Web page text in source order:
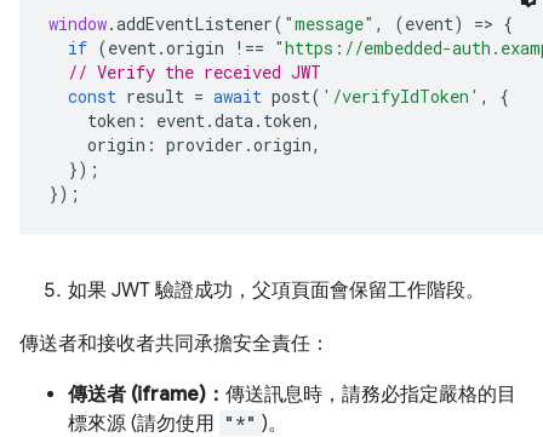
window.addEventListener( "message" , (event) => {
if (event.origin !== "https://embedded-
// Verify the received JWT
const result = await post( '/verifyIdToken' ,
{
token : event.data. token,
origin : provider .origin,
});
});
如果 JWT 驗證成功，父項頁面會保留工作階段。
傳送者和接收者共同承擔安全責任：
傳送者 (iframe)： 傳送訊息時，請務必指定嚴格的目
標來源 (請勿使用 "*" )。